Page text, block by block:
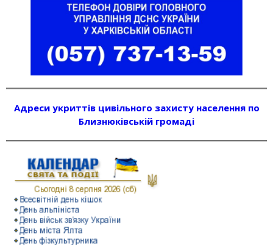
Адреси укриттів цивільного захисту населення по
Близнюківській громаді